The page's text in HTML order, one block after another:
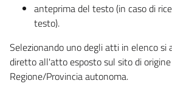
anteprima del testo (in caso di
testo).
Selezionando uno degli atti in elenco
diretto all'atto esposto sul sito di
Regione/Provincia autonoma.